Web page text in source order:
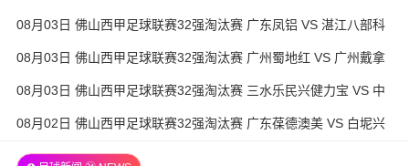
得 全场录像
08月03日 佛山西甲足球联赛32强淘汰赛 广东凤铝 VS 湛江八部科
技 全场录像
08月03日 佛山西甲足球联赛32强淘汰赛 广州蜀地红 VS 广州戴拿
模 全场录像
08月03日 佛山西甲足球联赛32强淘汰赛 三水乐民兴健力宝 VS 中
国澳门澳科精英 全场录像
08月02日 佛山西甲足球联赛32强淘汰赛 广东葆德澳美 VS 白坭兴